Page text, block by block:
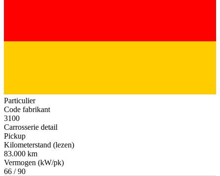
Particulier
Code fabrikant
3100
Carrosserie detail
Pickup
Kilometerstand (lezen)
83.000 km
Vermogen (kW/pk)
66 / 90